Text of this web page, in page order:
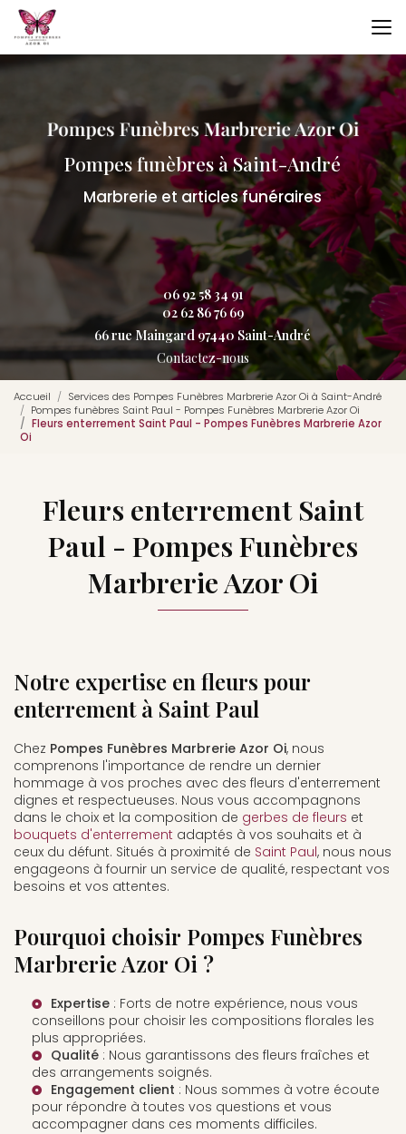
Aller
contenu
principal
Pompes funèbres à Saint-André
Marbrerie et articles funéraires
06 92 58 34 91
02 62 86 76 69
66 rue Maingard 97440 Saint-André
Contactez-nous
Accueil
Services des Pompes Funèbres Marbrerie Azor Oi à Saint-André
Pompes funèbres Saint Paul - Pompes Funèbres Marbrerie Azor Oi
Fleurs enterrement Saint Paul - Pompes Funèbres Marbrerie Azor
Oi
Fleurs enterrement Saint
Paul - Pompes Funèbres
Marbrerie Azor Oi
Notre expertise en fleurs pour
enterrement à Saint Paul
Chez Pompes Funèbres Marbrerie Azor Oi, nous
comprenons l'importance de rendre un dernier
hommage à vos proches avec des fleurs d'enterrement
dignes et respectueuses. Nous vous accompagnons
dans le choix et la composition de gerbes de fleurs et
bouquets d'enterrement adaptés à vos souhaits et à
ceux du défunt. Situés à proximité de Saint Paul, nous nous
engageons à fournir un service de qualité, respectant vos
besoins et vos attentes.
Pourquoi choisir Pompes Funèbres
Marbrerie Azor Oi ?
Expertise : Forts de notre expérience, nous vous
conseillons pour choisir les compositions florales les
plus appropriées.
Qualité : Nous garantissons des fleurs fraîches et
des arrangements soignés.
Engagement client : Nous sommes à votre écoute
pour répondre à toutes vos questions et vous
accompagner dans ces moments difficiles.